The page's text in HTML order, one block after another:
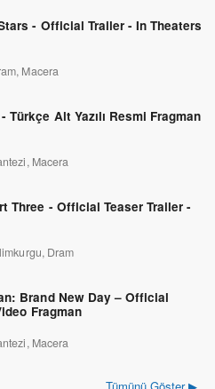
- Official Trailer - In Theaters
Macera
Türkçe Alt Yazılı Resmi Fragman
Macera
Three - Official Teaser Trailer -
Dram
Brand New Day – Official
Fragman
Macera